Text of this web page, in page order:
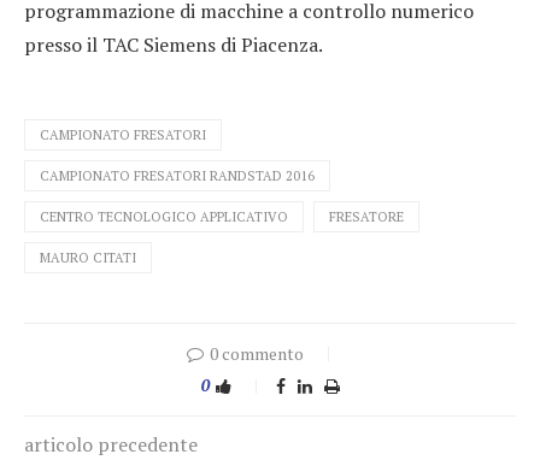
programmazione di macchine a controllo numerico
presso il TAC Siemens di Piacenza.
CAMPIONATO FRESATORI
CAMPIONATO FRESATORI RANDSTAD 2016
CENTRO TECNOLOGICO APPLICATIVO FRESATORE
MAURO CITATI
0 commento
0
articolo precedente